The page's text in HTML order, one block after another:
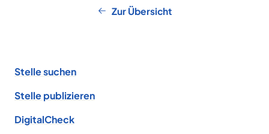
Zur Übersicht
Stelle suchen
Stelle publizieren
DigitalCheck